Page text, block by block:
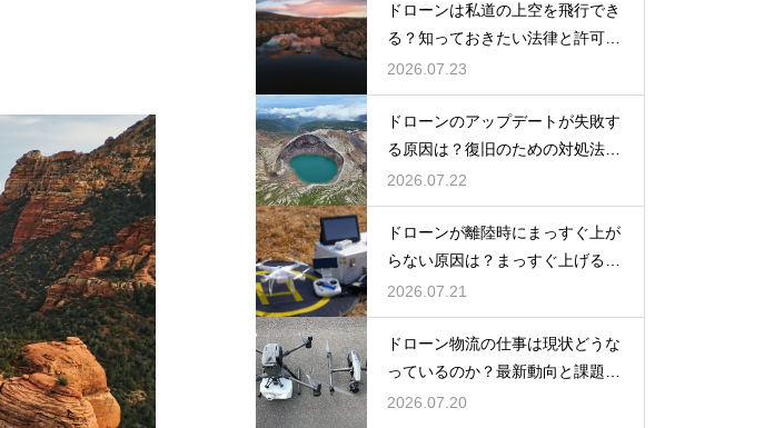
ドローンは私道の上空を飛行でき
る？知っておきたい法律と許可の
ルール
2026.07.23
ドローンのアップデートが失敗す
る原因は？復旧のための対処法を
解説
2026.07.22
ドローンが離陸時にまっすぐ上が
らない原因は？まっすぐ上げるた
めのコツを解説
2026.07.21
ドローン物流の仕事は現状どうな
っているのか？最新動向と課題を
解説
2026.07.20